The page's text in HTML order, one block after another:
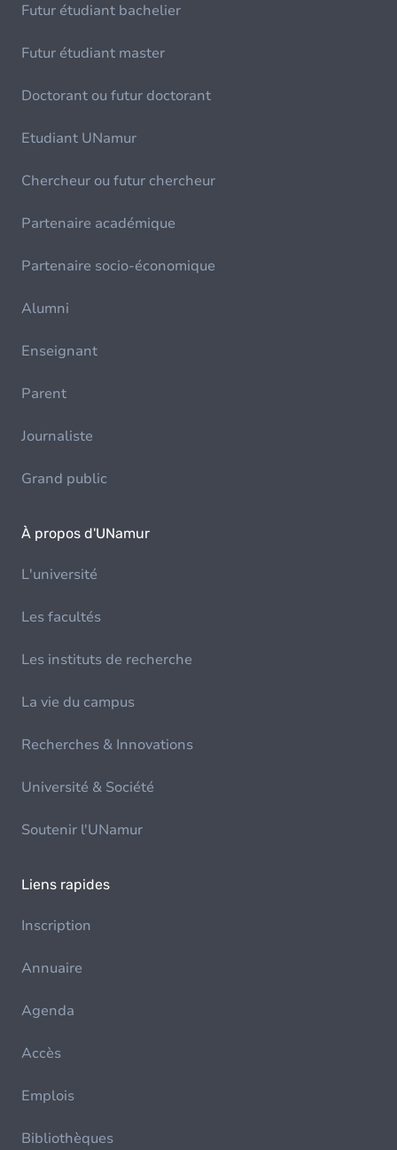
Futur étudiant bachelier
Futur étudiant master
Doctorant ou futur doctorant
Etudiant UNamur
Chercheur ou futur chercheur
Partenaire académique
Partenaire socio-économique
Alumni
Enseignant
Parent
Journaliste
Grand public
À propos d'UNamur
L'université
Les facultés
Les instituts de recherche
La vie du campus
Recherches & Innovations
Université & Société
Soutenir l'UNamur
Liens rapides
Inscription
Annuaire
Agenda
Accès
Emplois
Bibliothèques